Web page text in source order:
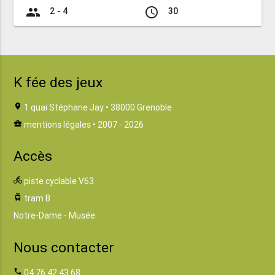
group 2 - 4 access_time 30
K fée des jeux
location_on 1 quai Stéphane Jay • 38000 Grenoble
business_center mentions légales • 2007 - 2026
Accès
directions_bike piste cyclable V63
tram tram B
Notre-Dame - Musée
Nous contacter
phone 04 76 42 43 68